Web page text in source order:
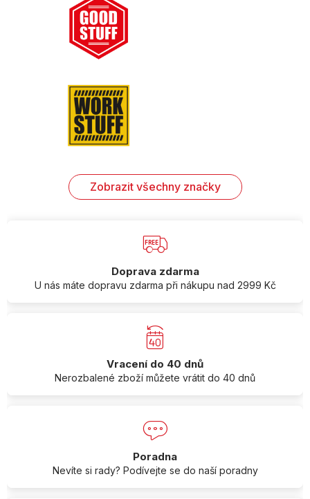
Zobrazit všechny značky
Doprava zdarma
U nás máte dopravu zdarma při nákupu nad 2999 Kč
Vracení do 40 dnů
Nerozbalené zboží můžete vrátit do 40 dnů
Poradna
Nevíte si rady? Podívejte se do naší poradny